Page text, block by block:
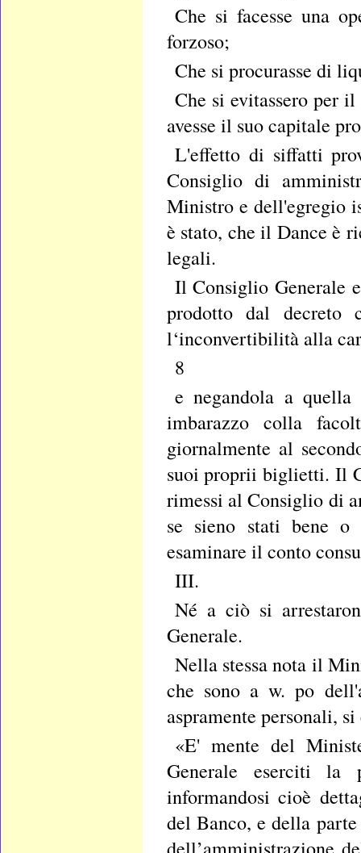
Che si facesse una
forzoso;
Che si procurasse di
Che si evitassero per
avesse il suo capitale
L'effetto di siffatti
Consiglio di
Ministro e dell'egregio
è stato, che il Dance è
legali.
Il Consiglio Generale
prodotto dal decreto
l‘inconvertibilità alla
8
e negandola a
imbarazzo colla
giornalmente al
suoi proprii biglietti. Il
rimessi al Consiglio di
se sieno stati bene o
esaminare il conto
III.
Né a ciò si
Generale.
Nella stessa nota il
che sono a w. po
aspramente personali,
«E' mente del
Generale eserciti la
informandosi cioè
del Banco, e della